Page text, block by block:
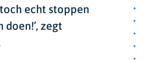
echt stoppen
zegt